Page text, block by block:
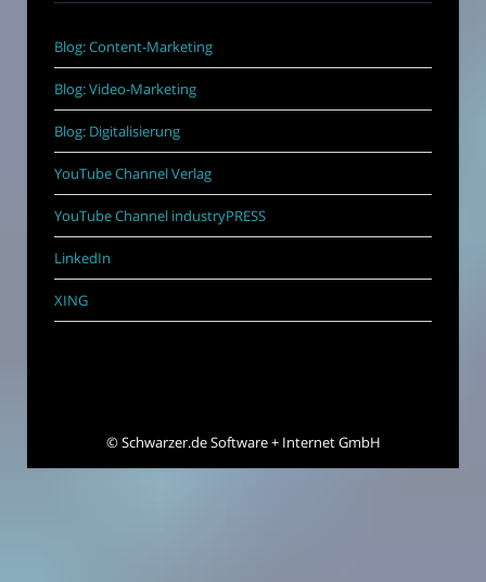
Blog: Content-Marketing
Blog: Video-Marketing
Blog: Digitalisierung
YouTube Channel Verlag
YouTube Channel industryPRESS
LinkedIn
XING
©Schwarzer.de Software + Internet GmbH